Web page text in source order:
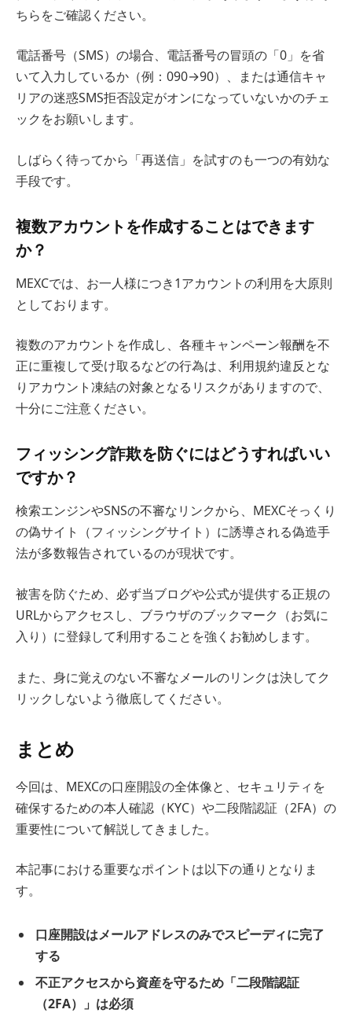
ちらをご確認ください。
電話番号（SMS）の場合、電話番号の冒頭の「0」を省
いて入力しているか（例：090→90）、または通信キャ
リアの迷惑SMS拒否設定がオンになっていないかのチェ
ックをお願いします。
しばらく待ってから「再送信」を試すのも一つの有効な
手段です。
複数アカウントを作成することはできます
か？
MEXCでは、お一人様につき1アカウントの利用を大原則
としております。
複数のアカウントを作成し、各種キャンペーン報酬を不
正に重複して受け取るなどの行為は、利用規約違反とな
りアカウント凍結の対象となるリスクがありますので、
十分にご注意ください。
フィッシング詐欺を防ぐにはどうすればいい
ですか？
検索エンジンやSNSの不審なリンクから、MEXCそっくり
の偽サイト（フィッシングサイト）に誘導される偽造手
法が多数報告されているのが現状です。
被害を防ぐため、必ず当ブログや公式が提供する正規の
URLからアクセスし、ブラウザのブックマーク（お気に
入り）に登録して利用することを強くお勧めします。
また、身に覚えのない不審なメールのリンクは決してク
リックしないよう徹底してください。
まとめ
今回は、MEXCの口座開設の全体像と、セキュリティを
確保するための本人確認（KYC）や二段階認証（2FA）の
重要性について解説してきました。
本記事における重要なポイントは以下の通りとなりま
す。
口座開設はメールアドレスのみでスピーディに完了
する
不正アクセスから資産を守るため「二段階認証
（2FA）」は必須